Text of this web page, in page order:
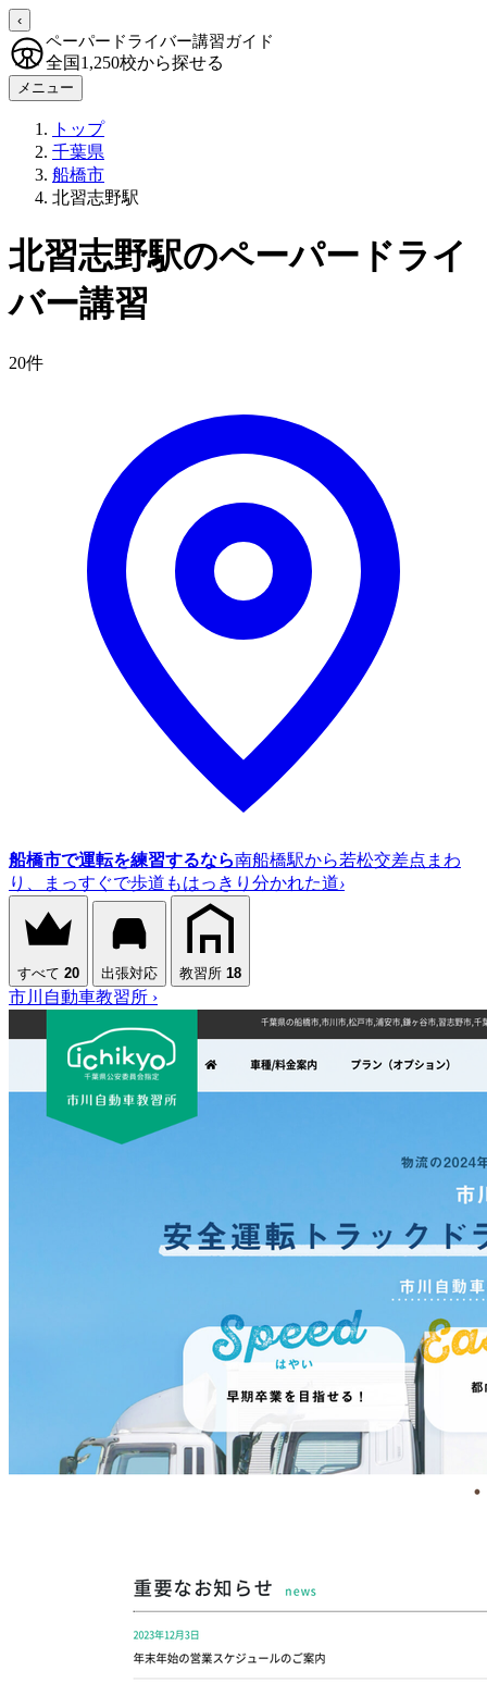
‹
ペーパードライバー講習ガイド
全国1,250校から探せる
メニュー
トップ
千葉県
船橋市
北習志野駅
北習志野駅のペーパードライ
バー講習
20件
船橋市で運転を練習するなら南船橋駅から若松交差点まわ
り、まっすぐで歩道もはっきり分かれた道›
すべて 20 出張対応 教習所 18
市川自動車教習所 ›